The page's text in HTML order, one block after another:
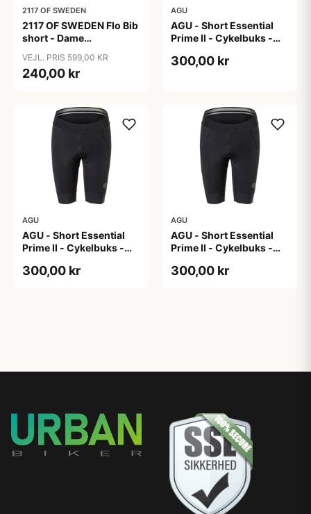
2117 OF SWEDEN
2117 OF SWEDEN Flo Bib
short - Dame
Sort - Str. 40
VEJL. PRIS 599,00 KR
240,00 kr
AGU
AGU - Short Essential
Prime II - Cykelbuks -
300,00 kr
AGU
AGU - Short Essential
Prime II - Cykelbuks -
300,00 kr
AGU
AGU - Short Essential
Prime II - Cykelbuks -
300,00 kr